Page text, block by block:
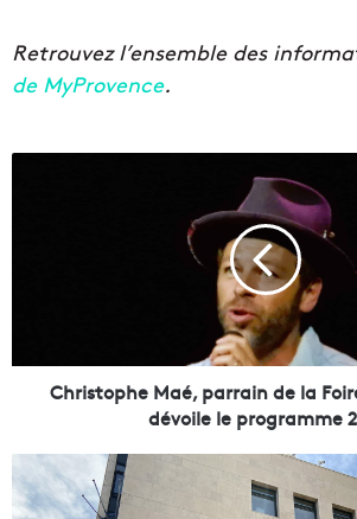
Retrouvez l’ensemble des
de MyProvence.
C
h
é
,
p
Christophe Maé, parrain de la
dévoile le programme
é